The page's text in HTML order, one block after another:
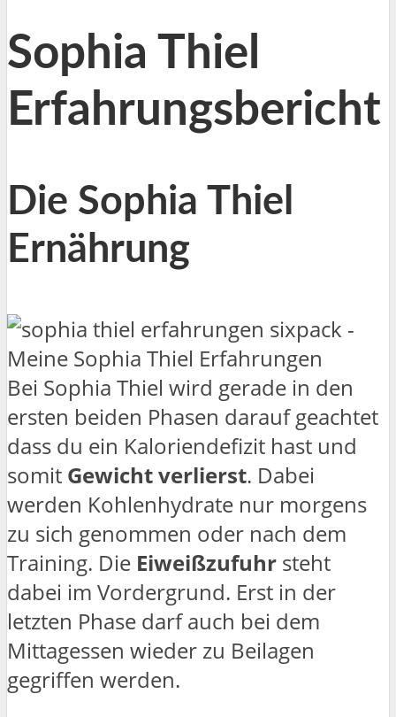
Sophia Thiel
Erfahrungsbericht
Die Sophia Thiel
Ernährung
Bei Sophia Thiel wird gerade in den
ersten beiden Phasen darauf geachtet
dass du ein Kaloriendefizit hast und
somit Gewicht verlierst. Dabei
werden Kohlenhydrate nur morgens
zu sich genommen oder nach dem
Training. Die Eiweißzufuhr steht
dabei im Vordergrund. Erst in der
letzten Phase darf auch bei dem
Mittagessen wieder zu Beilagen
gegriffen werden.